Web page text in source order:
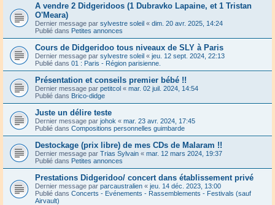
A vendre 2 Didgeridoos (1 Dubravko Lapaine, et 1 Tristan
O'Meara)
Dernier message par sylvestre soleil « dim. 20 avr. 2025, 14:24
Publié dans Petites annonces
Cours de Didgeridoo tous niveaux de SLY à Paris
Dernier message par sylvestre soleil « jeu. 12 sept. 2024, 22:13
Publié dans 01 : Paris - Région parisienne.
Présentation et conseils premier bébé !!
Dernier message par petitcol « mar. 02 juil. 2024, 14:54
Publié dans Brico-didge
Juste un délire teste
Dernier message par johok « mar. 23 avr. 2024, 17:45
Publié dans Compositions personnelles guimbarde
Destockage (prix libre) de mes CDs de Malaram !!
Dernier message par Trias Sylvain « mar. 12 mars 2024, 19:37
Publié dans Petites annonces
Prestations Didgeridoo/ concert dans établissement privé
Dernier message par parcaustralien « jeu. 14 déc. 2023, 13:00
Publié dans Concerts - Evénements - Rassemblements - Festivals (sauf
Airvault)